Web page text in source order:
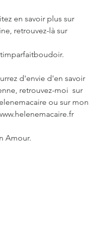
en savoir plus sur
retrouvez-là sur
d'envie d'en savoir
retrouvez-moi  sur
ou sur mon
Amour.